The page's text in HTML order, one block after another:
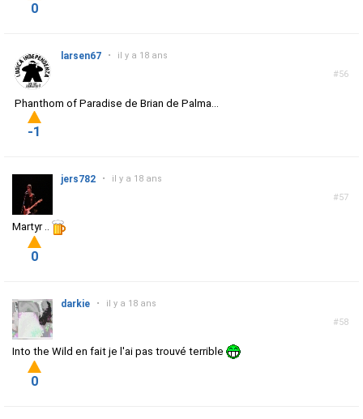
0
#56
larsen67 • il y a 18 ans
Phanthom of Paradise de Brian de Palma...
-1
#57
jers782 • il y a 18 ans
Martyr ..
0
#58
darkie • il y a 18 ans
Into the Wild en fait je l'ai pas trouvé terrible
0